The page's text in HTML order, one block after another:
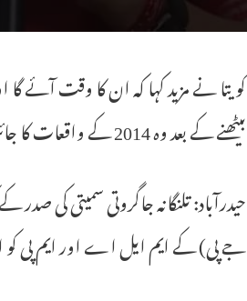
کویتا نے مزید کہا کہ ان کا وقت آئے گا
بیٹھنے کے بعد وہ 2014 کے واقعات کا جائزہ لیں گی۔
جے پی) کے ایم ایل اے اور ایم پی کو